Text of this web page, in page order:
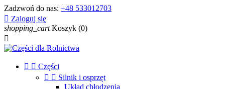
Zadzwoń do nas: +48 533012703
 Zaloguj się
shopping_cart Koszyk (0)

  Części
  Silnik i osprzęt
Układ chłodzenia